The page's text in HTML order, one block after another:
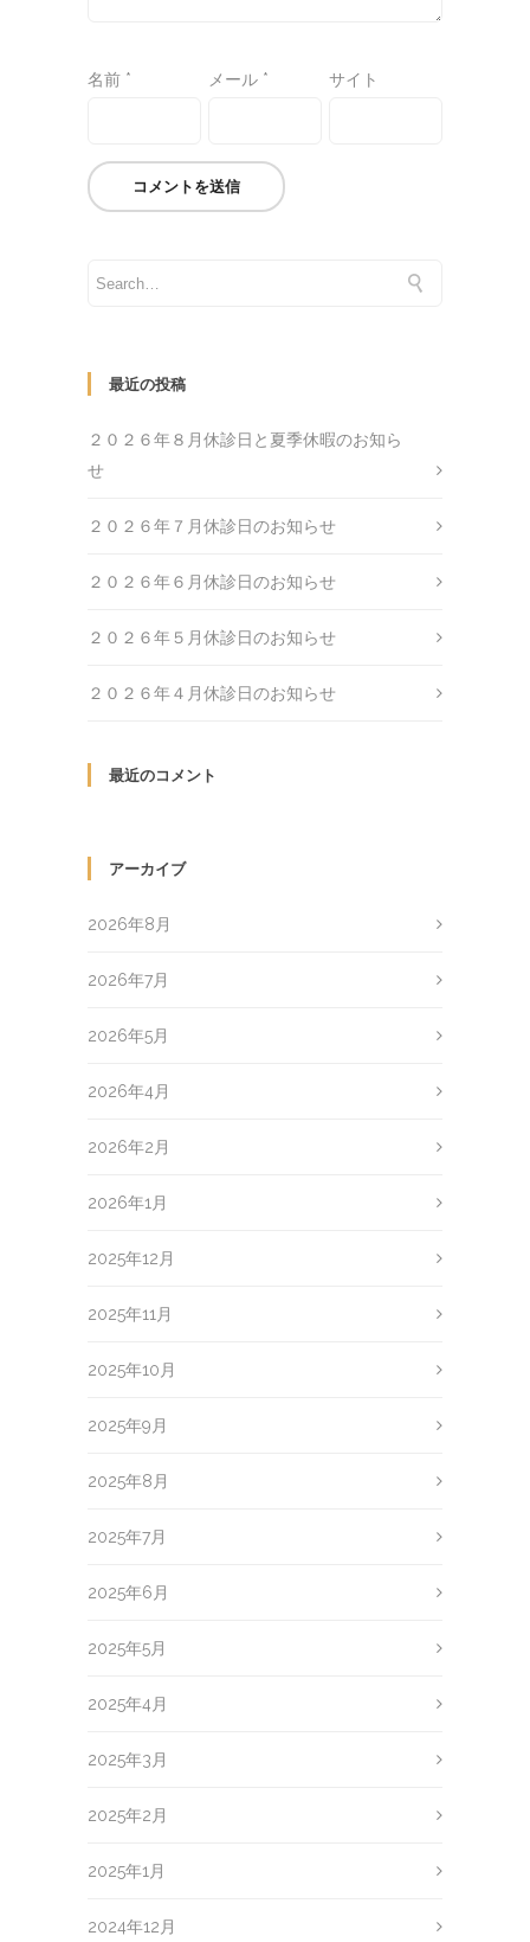
名前 * メール * サイト
最近の投稿
２０２６年８月休診日と夏季休暇のお知ら
せ
２０２６年７月休診日のお知らせ
２０２６年６月休診日のお知らせ
２０２６年５月休診日のお知らせ
２０２６年４月休診日のお知らせ
最近のコメント
アーカイブ
2026年8月
2026年7月
2026年5月
2026年4月
2026年2月
2026年1月
2025年12月
2025年11月
2025年10月
2025年9月
2025年8月
2025年7月
2025年6月
2025年5月
2025年4月
2025年3月
2025年2月
2025年1月
2024年12月